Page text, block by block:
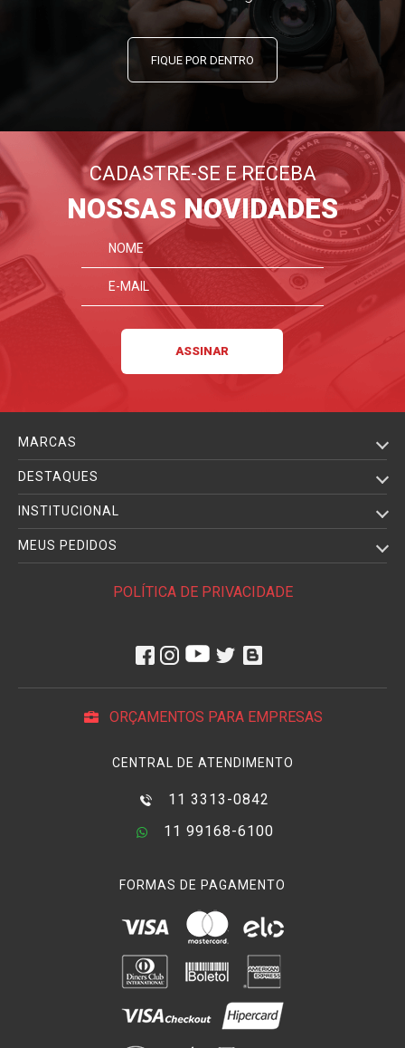
FIQUE POR DENTRO
CADASTRE-SE E RECEBA
NOSSAS NOVIDADES
MARCAS
DESTAQUES
INSTITUCIONAL
MEUS PEDIDOS
POLÍTICA DE PRIVACIDADE
ORÇAMENTOS PARA EMPRESAS
CENTRAL DE ATENDIMENTO
11 3313-0842
11 99168-6100
FORMAS DE PAGAMENTO